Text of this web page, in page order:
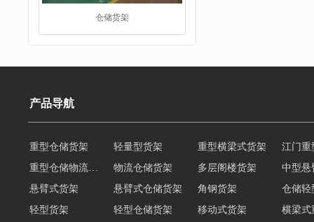
仓储货架
阁楼货架
产品导航
重型仓储货架 轻量型货架 重型横梁式货架
江门重
物流仓储货架 多层阁楼货架
中型悬
悬臂式货架
悬臂式仓储货架 角钢货架
仓储轻
轻型货架
轻型仓储货架 移动式货架 横梁式